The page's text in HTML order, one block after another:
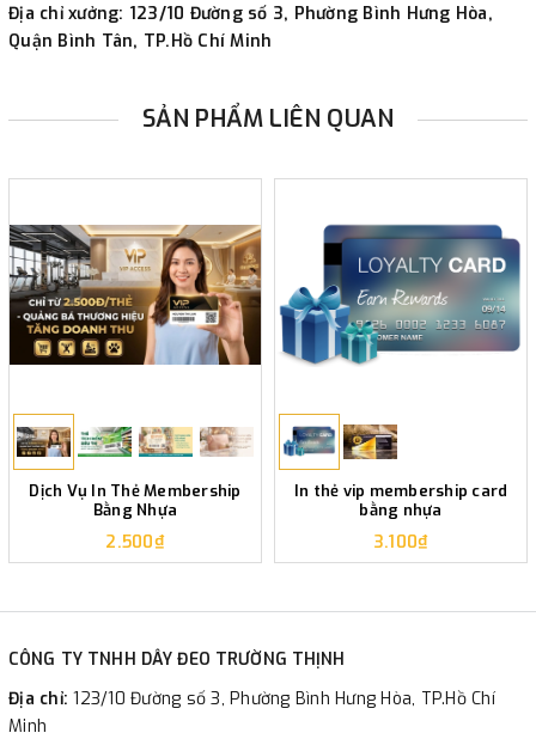
Địa chỉ xưởng: 123/10 Đường số 3, Phường Bình Hưng Hòa,
Quận Bình Tân, TP.Hồ Chí Minh
SẢN PHẨM LIÊN QUAN
Dịch Vụ In Thẻ Membership
Bằng Nhựa
2.500₫
In thẻ vip membership card
bằng nhựa
3.100₫
CÔNG TY TNHH DÂY ĐEO TRƯỜNG THỊNH
Địa chỉ:123/10 Đường số 3, Phường Bình Hưng Hòa, TP.Hồ Chí
Minh